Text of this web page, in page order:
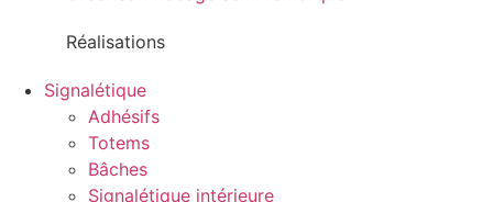
Réalisations
Signalétique
Adhésifs
Totems
Bâches
Signalétique intérieure